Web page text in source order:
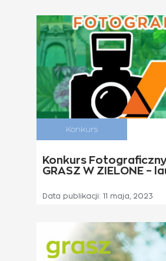
Konkurs
Konkurs
GRASZ W ZIELONE –
Data publikacji: 11 maja, 2023